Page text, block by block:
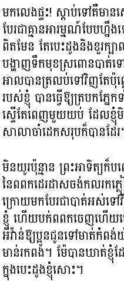
មកលេងផ្ទះ! ស្តាប់ទៅគឺមា
បែរជាគ្មានអារម្មណ៍បែបហ្
ពិតមែន តែបេះដូងនិងខួរក្ប
បង្ហាញទឹកមុខស្រពោនបាត់ទ
អាលបានត្រលប់ទៅវិញតែប៉ុណ្
របស់ខ្ញុំ បានធ្វើឱ្យត្របកភ្ន
ស្ទើតែពេញមួយយប់ ដែលខ្ញុំ
សាលាចាំដេកសរុបក៏បានដែ
មិនយូរប៉ុន្មាន ព្រះអាទិត្យក៏ប
នៃពពកដេរដាសចង់កលរកភ្
ក្រោយមកបែរជាបាត់អស់
ខ្ញុំ ហើយបក់ពពកចេញហើយ
អីវ៉ាន់ឱ្យប្អូនជូនទៅមាត់កំព
មាន់រកពង។ ម៉ែបានឃាត់ខ្
ក្នុងបេះដូងខ្ញុំសោះ។